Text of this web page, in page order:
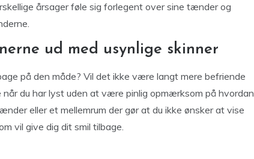
årsager føle sig forlegent over sine tænder og
ud med usynlige skinner
på den måde? Vil det ikke være langt mere befriende
når du har lyst uden at være pinlig opmærksom på hvordan
eller et mellemrum der gør at du ikke ønsker at vise
vil give dig dit smil tilbage.